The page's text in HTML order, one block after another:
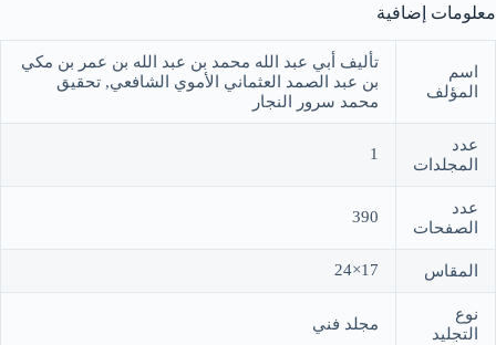
معلومات إضافية
اسم
المؤلف
تأليف أبي عبد الله محمد بن عبد الله بن عمر بن مكي
بن عبد الصمد العثماني الأموي الشافعي, تحقيق
محمد سرور النجار
عدد
المجلدات
1
عدد
الصفحات
390
المقاس 17×24
نوع
التجليد
مجلد فني